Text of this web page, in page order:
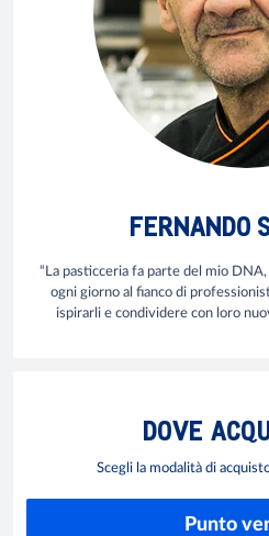
FERNANDO
“La pasticceria fa parte del mio
ogni giorno al fianco di
ispirarli e condividere con loro
DOVE
Scegli la modalità di
Punto